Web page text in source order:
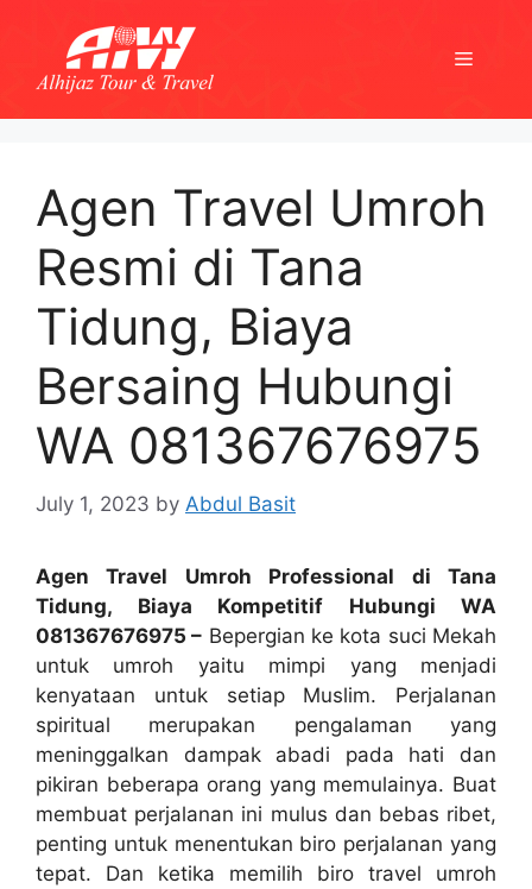
content
Menu
Agen Travel Umroh
Resmi di Tana
Tidung, Biaya
Bersaing Hubungi
WA 081367676975
July 1, 2023 by Abdul Basit
Agen Travel Umroh Professional di Tana
Tidung, Biaya Kompetitif Hubungi WA
081367676975 – Bepergian ke kota suci Mekah
untuk umroh yaitu mimpi yang menjadi
kenyataan untuk setiap Muslim. Perjalanan
spiritual merupakan pengalaman yang
meninggalkan dampak abadi pada hati dan
pikiran beberapa orang yang memulainya. Buat
membuat perjalanan ini mulus dan bebas ribet,
penting untuk menentukan biro perjalanan yang
tepat. Dan ketika memilih biro travel umroh